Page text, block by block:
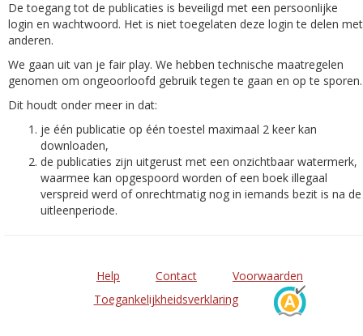
De toegang tot de publicaties is beveiligd met een persoonlijke
login en wachtwoord. Het is niet toegelaten deze login te delen met
anderen.
We gaan uit van je fair play. We hebben technische maatregelen
genomen om ongeoorloofd gebruik tegen te gaan en op te sporen.
Dit houdt onder meer in dat:
je één publicatie op één toestel maximaal 2 keer kan
downloaden,
de publicaties zijn uitgerust met een onzichtbaar watermerk,
waarmee kan opgespoord worden of een boek illegaal
verspreid werd of onrechtmatig nog in iemands bezit is na de
uitleenperiode.
Help Contact
Voorwaarden
Toegankelijkheidsverklaring